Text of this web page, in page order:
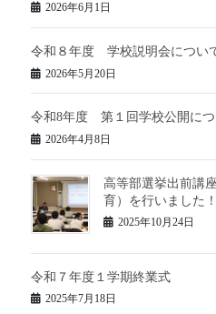
2026年6月1日
令和８年度 学校説明会につい
2026年5月20日
令和8年度 第１回学校公開につ
2026年4月8日
高等部選挙出前講
育）を行いました！
2025年10月24日
令和７年度１学期終業式
2025年7月18日